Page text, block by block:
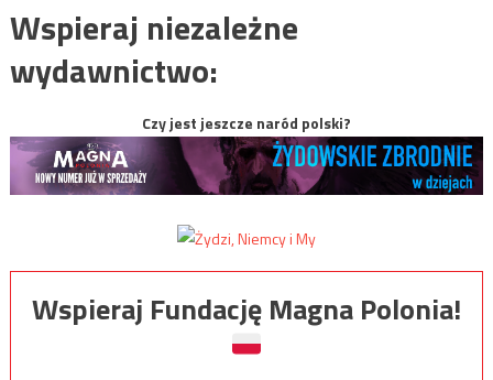
Wspieraj niezależne
wydawnictwo:
Czy jest jeszcze naród polski?
Wspieraj Fundację Magna Polonia!